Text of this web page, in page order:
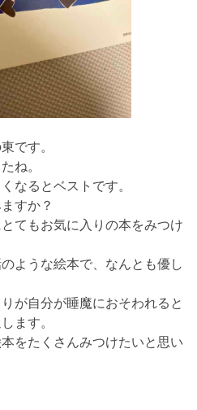
です。
ね。
なるとベストです。
すか？
てもお気に入りの本をみつけ
ような絵本で、なんとも優し
が自分が睡魔におそわれると
ます。
をたくさんみつけたいと思い